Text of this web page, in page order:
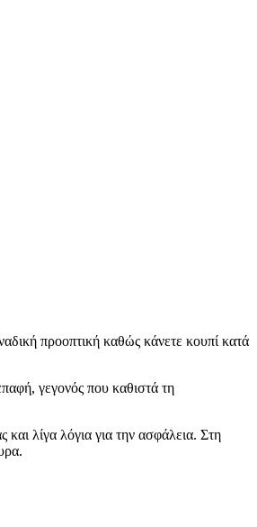
προοπτική καθώς κάνετε κουπί κατά
γεγονός που καθιστά τη
λίγα λόγια για την ασφάλεια. Στη